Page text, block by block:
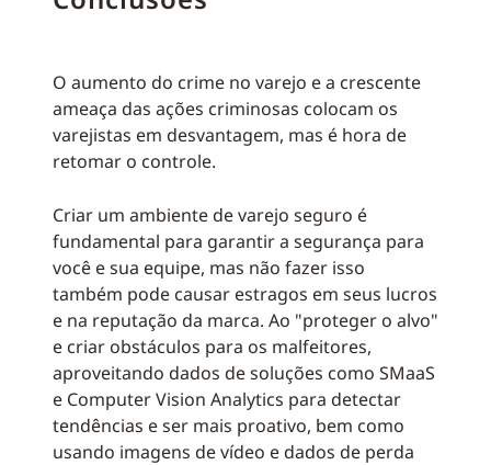
O aumento do crime no varejo e a crescente
ameaça das ações criminosas colocam os
varejistas em desvantagem, mas é hora de
retomar o controle.
Criar um ambiente de varejo seguro é
fundamental para garantir a segurança para
você e sua equipe, mas não fazer isso
também pode causar estragos em seus lucros
e na reputação da marca. Ao "proteger o alvo"
e criar obstáculos para os malfeitores,
aproveitando dados de soluções como SMaaS
e Computer Vision Analytics para detectar
tendências e ser mais proativo, bem como
usando imagens de vídeo e dados de perda